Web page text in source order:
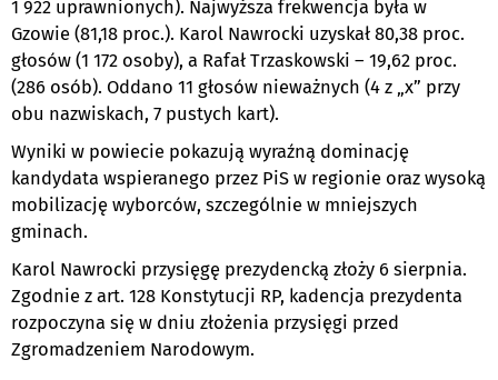
1 922 uprawnionych). Najwyższa frekwencja była w
Gzowie (81,18 proc.). Karol Nawrocki uzyskał 80,38 proc.
głosów (1 172 osoby), a Rafał Trzaskowski – 19,62 proc.
(286 osób). Oddano 11 głosów nieważnych (4 z „x” przy
obu nazwiskach, 7 pustych kart).
Wyniki w powiecie pokazują wyraźną dominację
kandydata wspieranego przez PiS w regionie oraz wysoką
mobilizację wyborców, szczególnie w mniejszych
gminach.
Karol Nawrocki przysięgę prezydencką złoży 6 sierpnia.
Zgodnie z art. 128 Konstytucji RP, kadencja prezydenta
rozpoczyna się w dniu złożenia przysięgi przed
Zgromadzeniem Narodowym.